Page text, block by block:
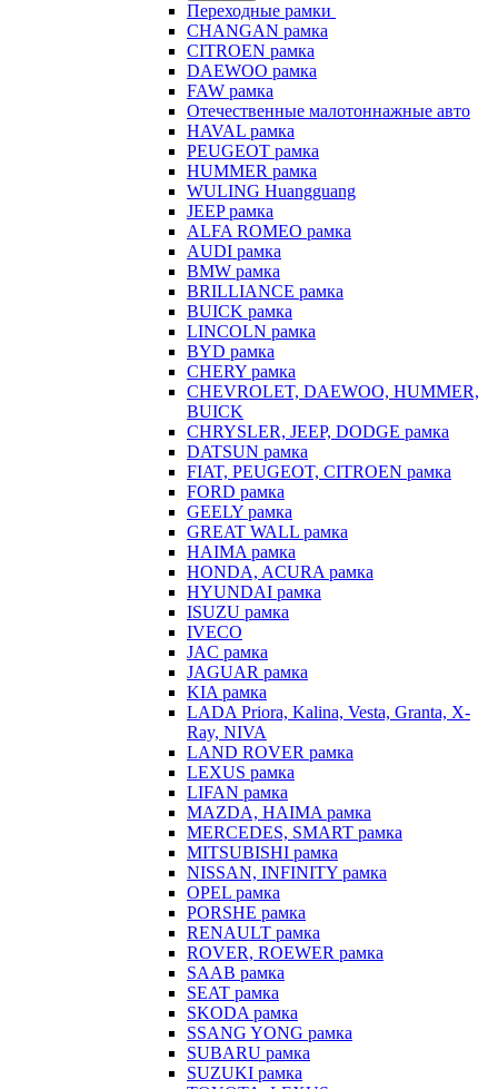
Переходные рамки
CHANGAN рамка
CITROEN рамка
DAEWOO рамка
FAW рамка
Отечественные малотоннажные авто
HAVAL рамка
PEUGEOT рамка
HUMMER рамка
WULING Huangguang
JEEP рамка
ALFA ROMEO рамка
AUDI рамка
BMW рамка
BRILLIANCE рамка
BUICK рамка
LINCOLN рамка
BYD рамка
CHERY рамка
CHEVROLET, DAEWOO, HUMMER,
BUICK
CHRYSLER, JEEP, DODGE рамка
DATSUN рамка
FIAT, PEUGEOT, CITROEN рамка
FORD рамка
GEELY рамка
GREAT WALL рамка
HAIMA рамка
HONDA, ACURA рамка
HYUNDAI рамка
ISUZU рамка
IVECO
JAC рамка
JAGUAR рамка
KIA рамка
LADA Priora, Kalina, Vesta, Granta, X-
Ray, NIVA
LAND ROVER рамка
LEXUS рамка
LIFAN рамка
MAZDA, HAIMA рамка
MERCEDES, SMART рамка
MITSUBISHI рамка
NISSAN, INFINITY рамка
OPEL рамка
PORSHE рамка
RENAULT рамка
ROVER, ROEWER рамка
SAAB рамка
SEAT рамка
SKODA рамка
SSANG YONG рамка
SUBARU рамка
SUZUKI рамка